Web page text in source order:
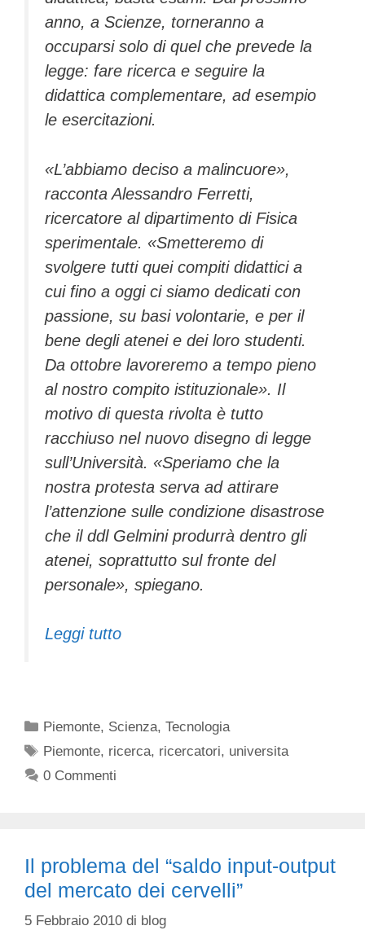
anno, a Scienze, torneranno a
occuparsi solo di quel che prevede la
legge: fare ricerca e seguire la
didattica complementare, ad esempio
le esercitazioni.
«L’abbiamo deciso a malincuore»,
racconta Alessandro Ferretti,
ricercatore al dipartimento di Fisica
sperimentale. «Smetteremo di
svolgere tutti quei compiti didattici a
cui fino a oggi ci siamo dedicati con
passione, su basi volontarie, e per il
bene degli atenei e dei loro studenti.
Da ottobre lavoreremo a tempo pieno
al nostro compito istituzionale». Il
motivo di questa rivolta è tutto
racchiuso nel nuovo disegno di legge
sull’Università. «Speriamo che la
nostra protesta serva ad attirare
l’attenzione sulle condizione disastrose
che il ddl Gelmini produrrà dentro gli
atenei, soprattutto sul fronte del
personale», spiegano.
Leggi tutto
Categorie
Piemonte, Scienza,Tecnologia
Tag
Piemonte, ricerca, ricercatori, universita
0 Commenti
Il problema del “saldo input-output
del mercato dei cervelli”
5 Febbraio 2010 di blog